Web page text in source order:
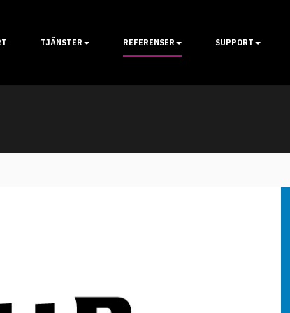
TJÄNSTER REFERENSER SUPPORT